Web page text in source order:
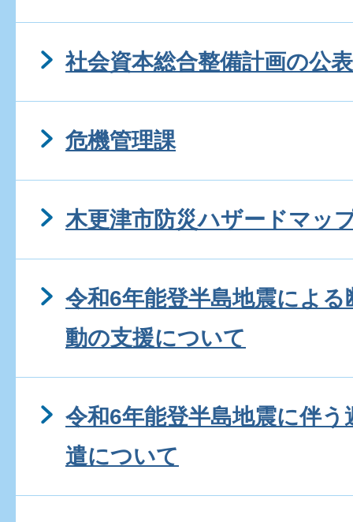
社会資本総合整備計画の公表
危機管理課
木更津市防災ハザードマッ
令和6年能登半島地震によ
動の支援について
令和6年能登半島地震に伴
遣について